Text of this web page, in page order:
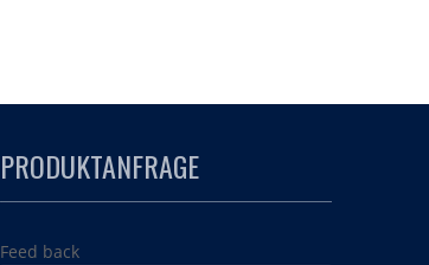
PRODUKTANFRAGE
Feed back